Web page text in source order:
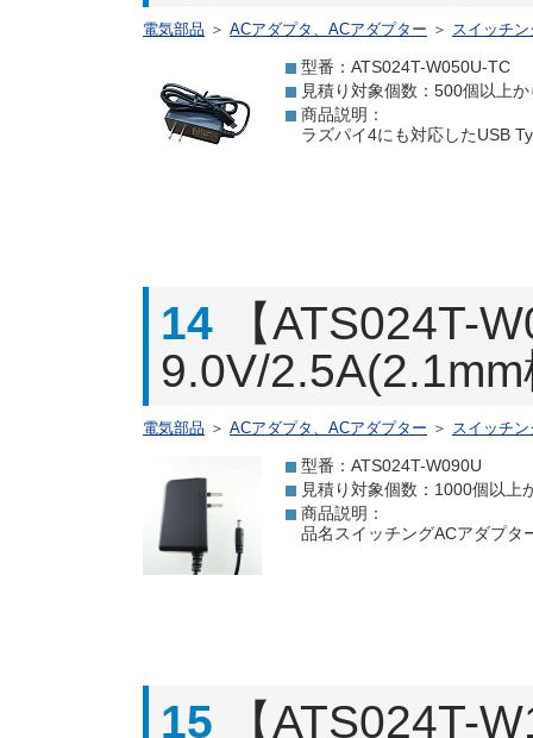
電気部品 ＞ ACアダプタ、ACアダプター ＞ スイッチ
型番：ATS024T-W050U-TC
見積り対象個数：500個以上か
商品説明：
ラズパイ4にも対応したUSB
14
【ATS024T-
9.0V/
電気部品 ＞ ACアダプタ、ACアダプター ＞ スイッチ
型番：ATS024T-W090U
見積り対象個数：1000個以上
商品説明：
品名スイッチングACアダプタ
15
【ATS024T-